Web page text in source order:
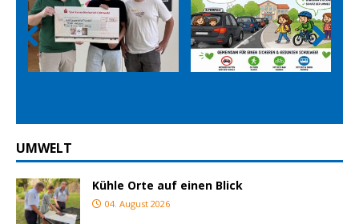
Prev
ious
Nex
t
UMWELT
Kühle Orte auf einen Blick
04. August 2026